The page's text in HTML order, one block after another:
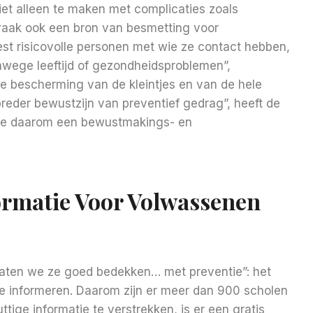
alleen te maken met complicaties zoals
ook een bron van besmetting voor
risicovolle personen met wie ze contact hebben,
leeftijd of gezondheidsproblemen”,
bescherming van de kleintjes en van de hele
bewustzijn van preventief gedrag”, heeft de
daarom een ​​bewustmakings- en
Voor Volwassenen
we ze goed bedekken… met preventie”: het
informeren. Daarom zijn er meer dan 900 scholen
informatie te verstrekken, is er een gratis